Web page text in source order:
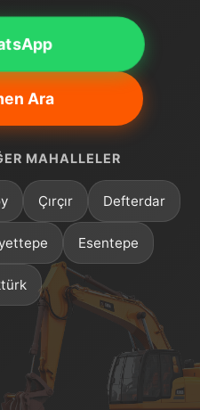
Ara
MAHALLELER
Çırçır Defterdar
Esentepe